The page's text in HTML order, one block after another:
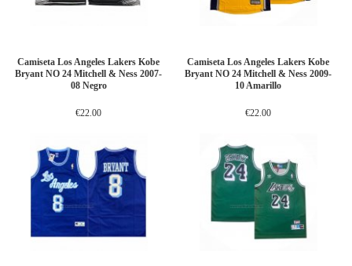
Camiseta Los Angeles Lakers Kobe
Bryant NO 24 Mitchell & Ness 2007-
08 Negro
€22.00
Camiseta Los Angeles Lakers Kobe
Bryant NO 24 Mitchell & Ness 2009-
10 Amarillo
€22.00